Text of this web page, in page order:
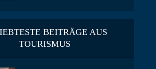
BEITRÄGE AUS
TOURISMUS